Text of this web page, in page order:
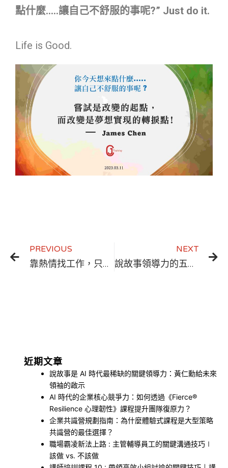
點什麼…..讓自己不舒服的事呢?” Just do it.
Life is Good.
PREVIOUS
靠熱情找工作，只會讓你不斷地失去熱情 ￨ 職涯發展
NEXT
說故事領導力的五個關鍵技巧，讓你成為傑出的領導者
近期文章
說故事是 AI 時代最稀缺的關鍵領導力：黃仁勳給未來
領袖的啟示
AI 時代的企業核心競爭力：如何透過《Fierce®
Resilience 心理韌性》課程提升團隊復原力？
企業共識營規劃指南：為什麼體驗式課程是大型策略
共識營的最佳選擇？
職場霸凌新法上路 : 主管輔導員工的關鍵溝通技巧∣
該做 vs. 不該做